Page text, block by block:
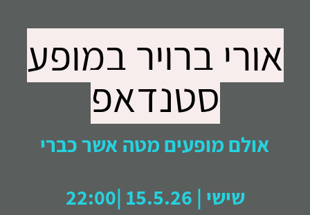
אורי ברויר במופע
סטנדאפ
אולם מופעים מטה אשר כברי
שישי | 15.5.26 |22:00